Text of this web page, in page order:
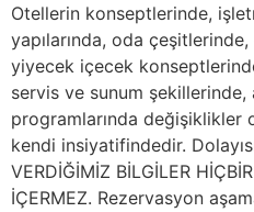
Otellerin konseptlerinde,
yapılarında, oda çeşitlerinde,
yiyecek içecek
servis ve sunum
programlarında değişiklikler
kendi insiyatifindedir.
VERDİĞİMİZ BİLGİLER
İÇERMEZ. Rezervasyon